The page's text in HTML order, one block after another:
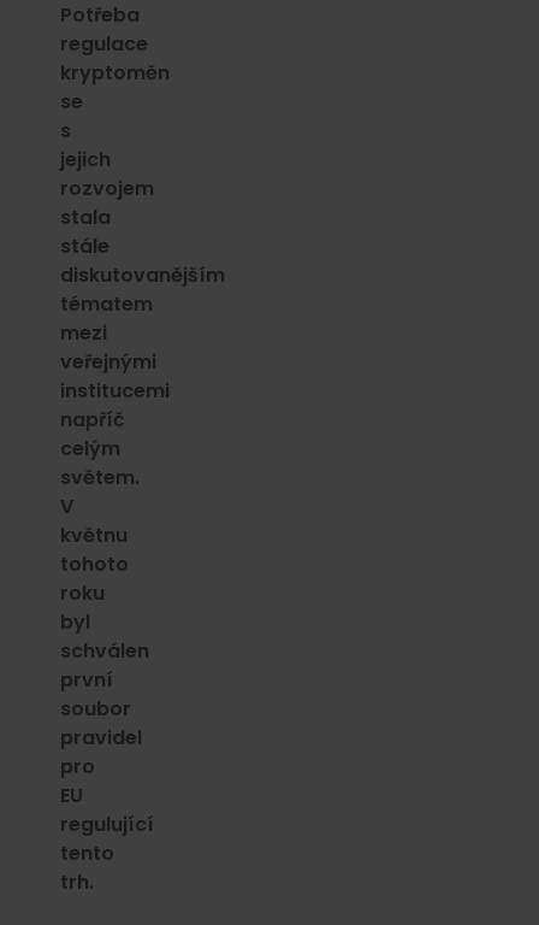
Potřeba
regulace
kryptoměn
se
s
jejich
rozvojem
stala
stále
diskutovanějším
tématem
mezi
veřejnými
institucemi
napříč
celým
světem.
V
květnu
tohoto
roku
byl
schválen
první
soubor
pravidel
pro
EU
regulující
tento
trh.